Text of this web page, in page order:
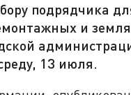
подрядчика
и
13 июля.